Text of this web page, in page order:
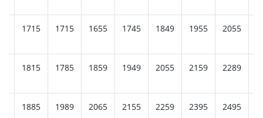
1715 1715 1655 1745 1849 1955 2055
1815 1785 1859 1949 2055 2159 2289
1885 1989 2065 2155 2259 2395 2495